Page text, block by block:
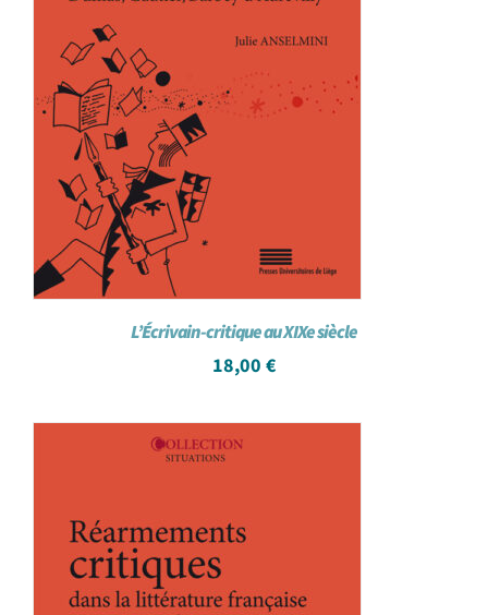
L’Écrivain-critique au XIXe siècle
18,00 €